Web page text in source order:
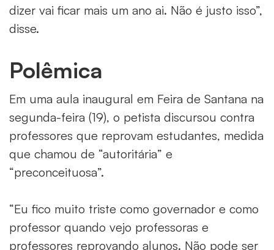
dizer vai ficar mais um ano ai. Não é justo isso”,
disse.
Polêmica
Em uma aula inaugural em Feira de Santana na
segunda-feira (19), o petista discursou contra
professores que reprovam estudantes, medida
que chamou de “autoritária” e
“preconceituosa”.
“Eu fico muito triste como governador e como
professor quando vejo professoras e
professores reprovando alunos. Não pode ser